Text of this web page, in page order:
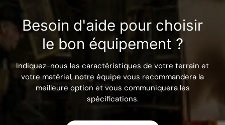
Besoin d'aide pour choisir
le bon équipement ?
Indiquez-nous les caractéristiques de votre terrain et
votre matériel, notre équipe vous recommandera la
meilleure option et vous communiquera les
spécifications.